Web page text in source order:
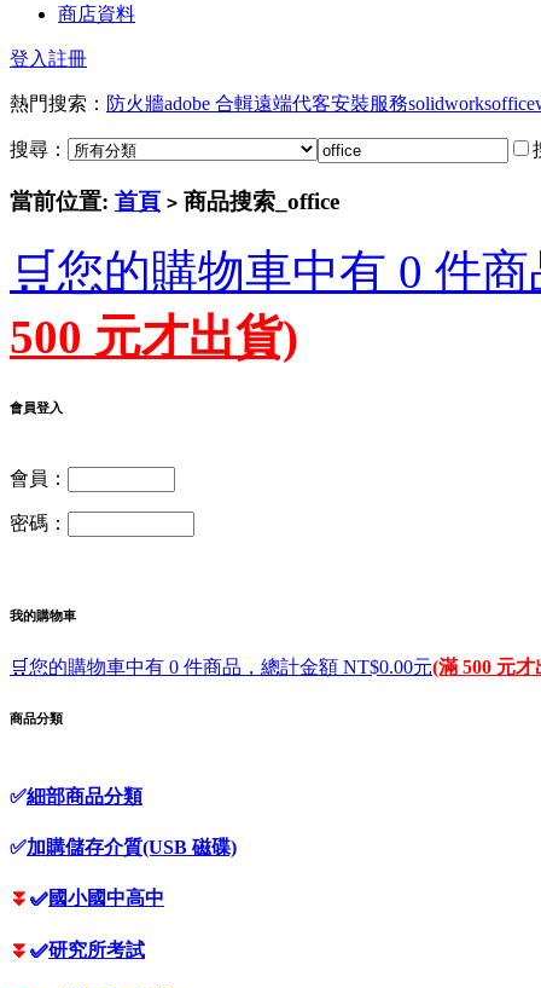
商店資料
登入註冊
熱門搜索： 防火牆adobe 合輯遠端代客安裝服務solidworksoffice
搜尋：
當前位置: 首頁 > 商品搜索_office
🛒您的購物車中有 0 件
500 元才出貨)
會員登入
會員：
密碼：
我的購物車
🛒您的購物車中有 0 件商品，總計金額 NT$0.00元(滿 500 元才
商品分類
✅細部商品分類
✅加購儲存介質(USB 磁碟)
⏬ ✅國小國中高中
⏬ ✅研究所考試